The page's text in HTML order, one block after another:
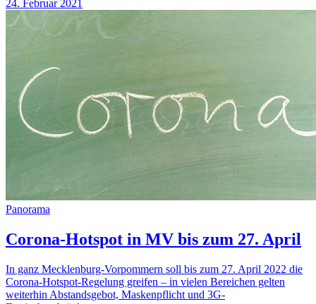
24. Februar 2021
Panorama
Corona-Hotspot in MV bis zum 27. April
In ganz Mecklenburg-Vorpommern soll bis zum 27. April 2022 die
Corona-Hotspot-Regelung greifen – in vielen Bereichen gelten
weiterhin Abstandsgebot, Maskenpflicht und 3G-